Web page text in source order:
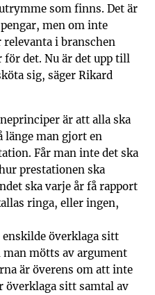
som finns. Det är
men om inte
i branschen
för det. Nu är det upp till
sig, säger Rikard
är att alla ska
länge man gjort en
Får man inte det ska
prestationen ska
ska varje år få rapport
ringa, eller ingen,
överklaga sitt
mötts av argument
är överens om att inte
överklaga sitt samtal av